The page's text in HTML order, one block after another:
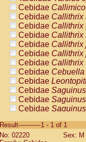
Cebidae
Cebidae Callithrix
Cebidae Callithrix
Cebidae Callithrix
Cebidae Callithrix
Cebidae Callithrix
Cebidae Callithrix
Cebidae Cebuella
Cebidae
Cebidae
Cebidae
Cebidae
Cebidae
Cebidae
Result-----------1 - 1 of 1
No: 02220
Sex: M